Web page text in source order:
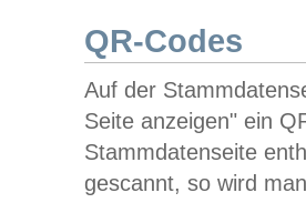
QR-Codes
Auf der
Seite anzeigen" ein
Stammdatenseite
gescannt, so wird